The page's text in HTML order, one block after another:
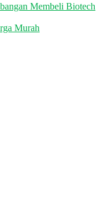
Membeli Biotech
Murah